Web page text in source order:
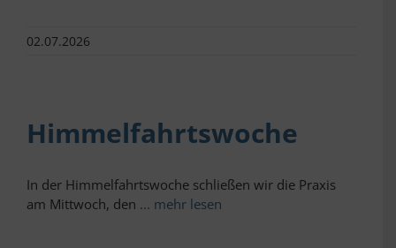
02.07.2026
Himmelfahrtswoche
In der Himmelfahrtswoche schließen wir die Praxis
am Mittwoch, den ... mehr lesen